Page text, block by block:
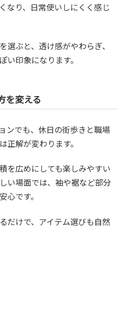
なり、日常使いしにくく感じ
選ぶと、透け感がやわらぎ、
い印象になります。
を変える
ンでも、休日の街歩きと職場
正解が変わります。
を広めにしても楽しみやすい
い場面では、袖や裾など部分
心です。
だけで、アイテム選びも自然